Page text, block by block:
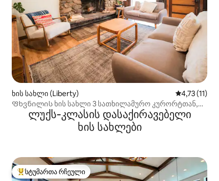
ხის სახლი (Liberty) საშუალო
4,73 (11)
Ფხვნილის ხის სახლი 3 სათხილამურო კურორტთან,
შესანიშნავი ხედები
ლუქს‑კლასის დასაქირავებელი
ხის სახლები
სტუმართა რჩეული მოწინავე ვარიანტი
სტუმართა რჩეული